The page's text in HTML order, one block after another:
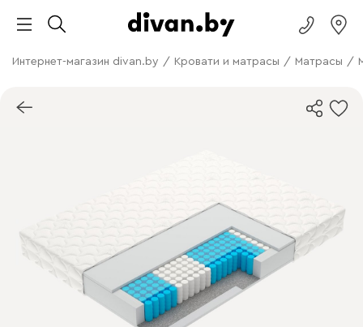
Интернет-магазин divan.by / Кровати и матрасы / Матрасы /